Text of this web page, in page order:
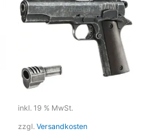
inkl. 19 % MwSt.
zzgl. Versandkosten